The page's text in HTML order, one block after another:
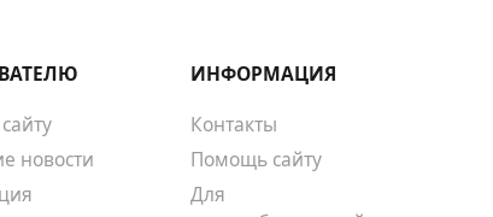
новости
ИНФОРМАЦИЯ
Контакты
Помощь сайту
Для